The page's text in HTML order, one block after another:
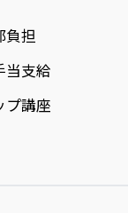
負担
当支給
プ講座